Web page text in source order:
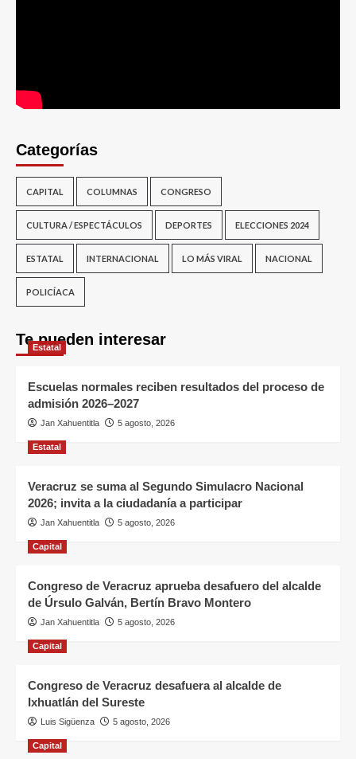
Categorías
CAPITAL COLUMNAS CONGRESO
CULTURA / ESPECTÁCULOS DEPORTES ELECCIONES 2024
ESTATAL INTERNACIONAL LO MÁS VIRAL NACIONAL
POLICÍACA
Te pueden interesar
Estatal
Escuelas normales reciben resultados del proceso de
admisión 2026–2027
Jan Xahuentitla 5 agosto, 2026
Estatal
Veracruz se suma al Segundo Simulacro Nacional
2026; invita a la ciudadanía a participar
Jan Xahuentitla 5 agosto, 2026
Capital
Congreso de Veracruz aprueba desafuero del alcalde
de Úrsulo Galván, Bertín Bravo Montero
Jan Xahuentitla 5 agosto, 2026
Capital
Congreso de Veracruz desafuera al alcalde de
Ixhuatlán del Sureste
Luis Sigüenza 5 agosto, 2026
Capital